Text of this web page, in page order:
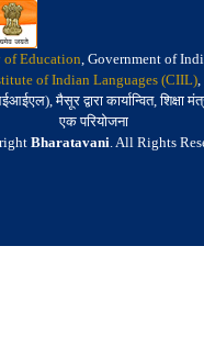
Education, Government of
of Indian Languages (CIIL),
मैसूर द्वारा कार्यान्वित, शिक्षा
एक परियोजना
Bharatavani. All Rights